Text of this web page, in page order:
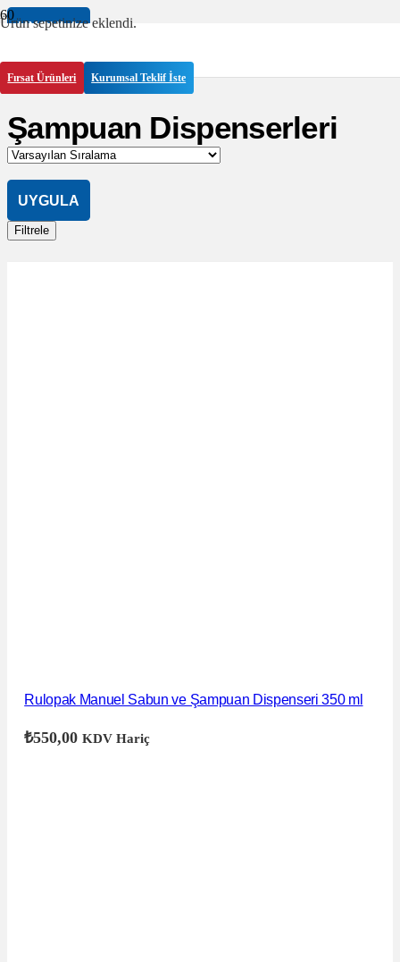
Ürünsepetinize eklendi.
Fırsat Ürünleri Kurumsal Teklif İste
UYGULA
Şampuan Dispenserleri
UYGULA
Filtrele
Rulopak Manuel Sabun ve Şampuan Dispenseri 350 ml
₺550,00 KDV Hariç